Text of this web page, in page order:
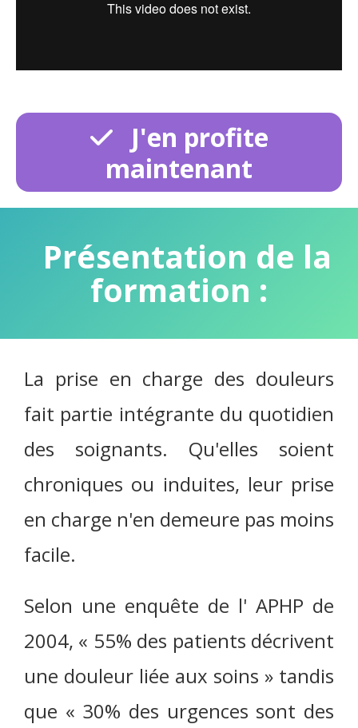
J'en profite
maintenant
Présentation de la
formation :
La prise en charge des douleurs
fait partie intégrante du quotidien
des soignants. Qu'elles soient
chroniques ou induites, leur prise
en charge n'en demeure pas moins
facile.
Selon une enquête de l' APHP de
2004, « 55% des patients décrivent
une douleur liée aux soins » tandis
que « 30% des urgences sont des